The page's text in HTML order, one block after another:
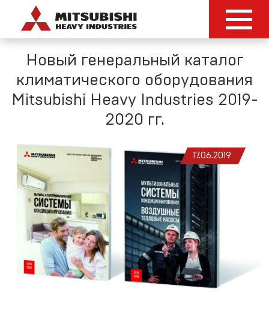
Новый генеральный каталог
климатического оборудования
Mitsubishi Heavy Industries 2019-
2020 гг.
17.06.2019